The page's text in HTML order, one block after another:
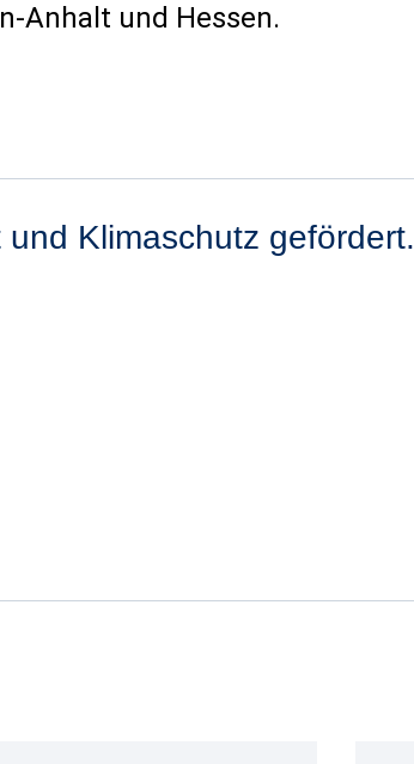
Anhalt und Hessen.
Klimaschutz gefördert.